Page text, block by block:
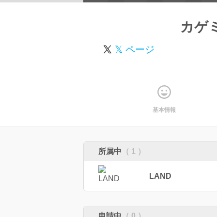
カゲ
𝕏 ページ
基本情報
所属中 （ 1 ）
LAND